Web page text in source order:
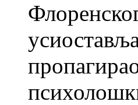
Флорен